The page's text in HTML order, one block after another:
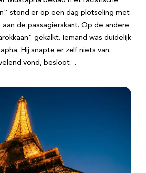
stond er op een dag plotseling met
de passagierskant. Op de andere
gekalkt. Iemand was duidelijk
Hij snapte er zelf niets van.
vond, besloot…